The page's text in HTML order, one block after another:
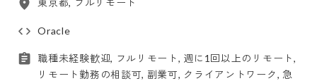
東京都, フルリモート
Oracle
職種未経験歓迎, フルリモート, 週に1回以上のリモート,
リモート勤務の相談可, 副業可, クライアントワーク, 急